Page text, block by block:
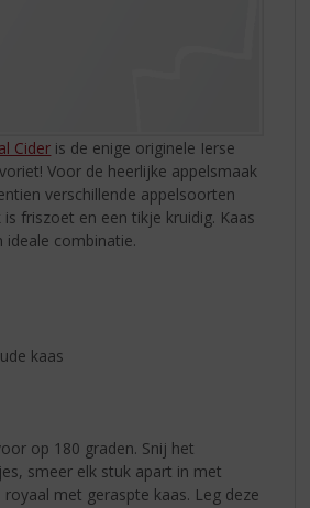
Cider is de enige originele Ierse
Voor de heerlijke appelsmaak
verschillende appelsoorten
friszoet en een tikje kruidig. Kaas
ideale combinatie.
kaas
op 180 graden. Snij het
smeer elk stuk apart in met
met geraspte kaas. Leg deze